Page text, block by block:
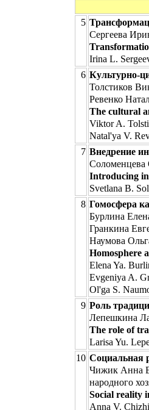
5
Сергеева
Irina L.
6 Культурно-
Толстиков
Ревенко
The cultural
Viktor A.
Natal'ya V.
7 Внедрение
Соломенцева
Introducing
Svetlana B.
8 Гомосфера
Бурлина
Гранкина
Наумова
Homosphere
Elena Ya.
Evgeniya A.
Ol'ga S.
9 Роль
Лепешкина
The role of
Larisa Yu.
10 Социальная
Чижик Анна
народного
Social reality
Anna V.